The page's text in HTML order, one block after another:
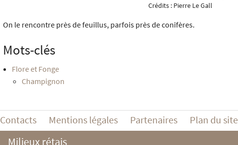
Crédits : Pierre Le Gall
On le rencontre près de feuillus, parfois près de conifères.
Mots-clés
Flore et Fonge
Champignon
Contacts Mentions légales Partenaires Plan du site
Milieux rétais